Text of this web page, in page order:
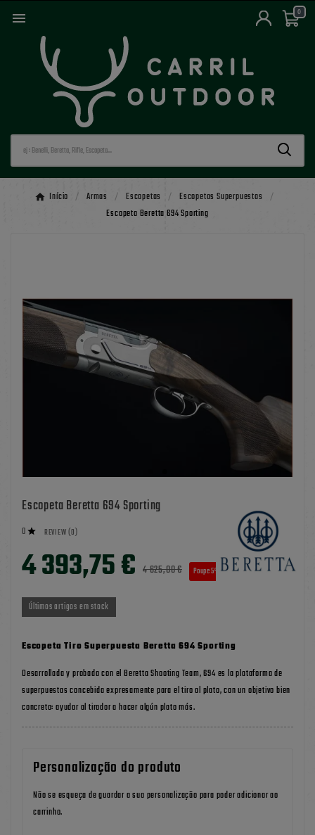
 0
Início Armas Escopetas
Escopetas Superpuestas
Escopeta Beretta 694 Sporting
Escopeta Beretta 694 Sporting
0  REVIEW (0)
4 393,75 € 4 625,00 € Poupe 5%
Últimos artigos em stock
Escopeta Tiro Superpuesta Beretta 694 Sporting
Desarrollada y probada con el Beretta Shooting Team, 694 es la plataforma de
superpuestas concebida expresamente para el tiro al plato, con un objetivo bien
concreto: ayudar al tirador a hacer algún plato más.
Personalização do produto
Não se esqueça de guardar a sua personalização para poder adicionar ao
carrinho.